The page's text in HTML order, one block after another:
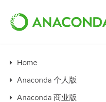
Home
Anaconda 个人版
Anaconda 商业版